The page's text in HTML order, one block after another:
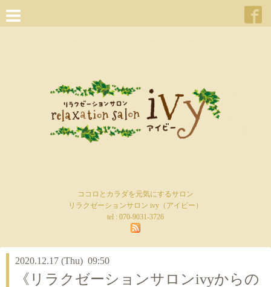
ココロとカラダを元気にするサロン
リラクゼーションサロン ivy（アイビー）
tel : 070-9031-3726
2020.12.17 (Thu) 09:50
《リラクゼーションサロンivyからの